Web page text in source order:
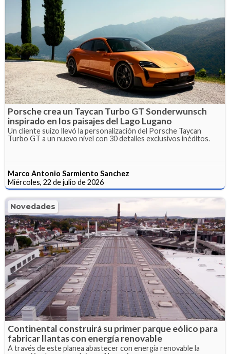
Porsche crea un Taycan Turbo GT Sonderwunsch
inspirado en los paisajes del Lago Lugano
Un cliente suizo llevó la personalización del Porsche Taycan
Turbo GT a un nuevo nivel con 30 detalles exclusivos inéditos.
Marco Antonio Sarmiento Sanchez
Miércoles, 22 de julio de 2026
Novedades
Continental construirá su primer parque eólico para
fabricar llantas con energía renovable
A través de este planea abastecer con energía renovable la